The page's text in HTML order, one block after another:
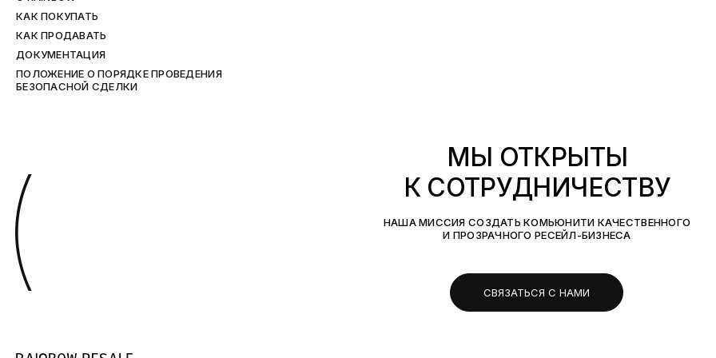
КАК ПОКУПАТЬ
КАК ПРОДАВАТЬ
ДОКУМЕНТАЦИЯ
ПОЛОЖЕНИЕ О ПОРЯДКЕ ПРОВЕДЕНИЯ
БЕЗОПАСНОЙ СДЕЛКИ
(
МЫ ОТКРЫТЫ
К СОТРУДНИЧЕСТВУ
НАША МИССИЯ СОЗДАТЬ КОМЬЮНИТИ КАЧЕСТВЕННОГО
И ПРОЗРАЧНОГО РЕСЕЙЛ-БИЗНЕСА
СВЯЗАТЬСЯ С НАМИ